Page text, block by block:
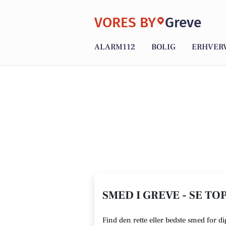
VORES BY Greve
ALARM112 BOLIG
SMED I GREVE - SE
Find den rette eller bedste smed for